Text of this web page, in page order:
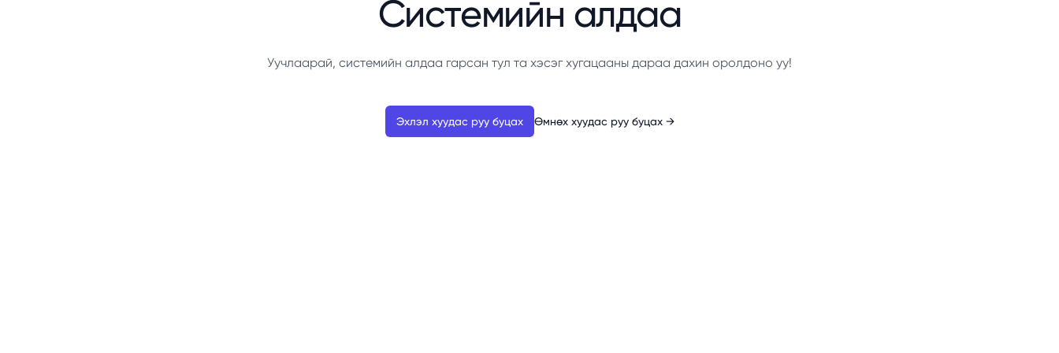
Системийн алдаа
Уучлаарай, системийн алдаа гарсан тул та хэсэг хугацааны дараа дахин оролдоно уу!
Эхлэл хуудас руу буцах Өмнөх хуудас руу буцах →